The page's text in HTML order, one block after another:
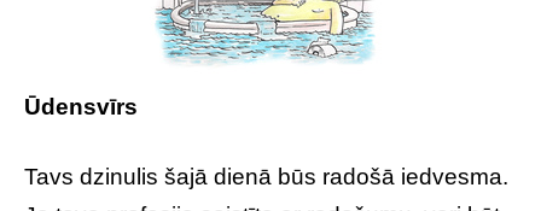
Ūdensvīrs
Tavs dzinulis šajā dienā būs radošā iedvesma.